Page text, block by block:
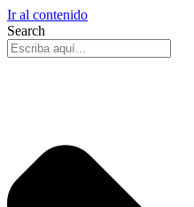
Ir al contenido
Search